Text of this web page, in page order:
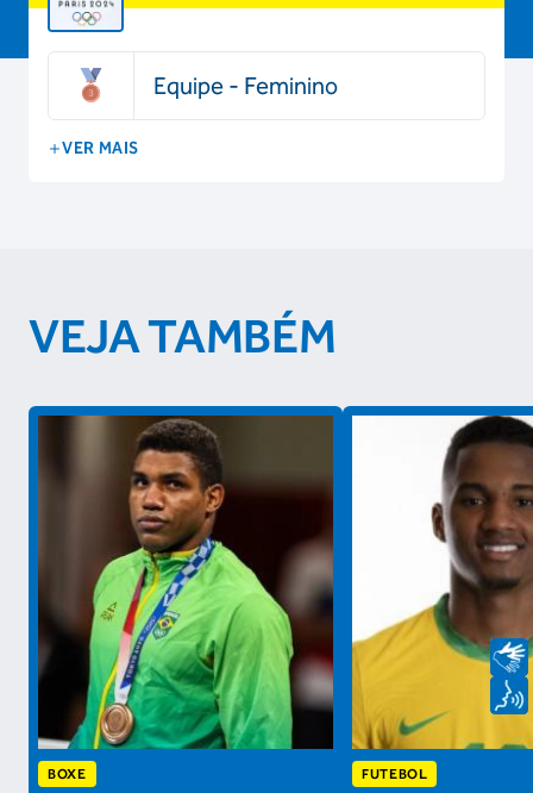
Equipe - Feminino
VER MAIS
VEJA TAMBÉM
BOXE FUTEBOL